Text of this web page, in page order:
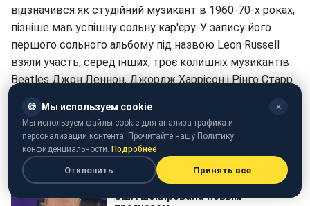
відзначився як студійний музикант в 1960-70-х роках,
пізніше мав успішну сольну кар'єру. У запису його
першого сольного альбому під назвою Leon Russell
взяли участь, серед інших, троє колишніх музикантів
Beatles Джон Леннон, Джордж Харрісон і Рінго Старр.
Раніше в СШАпомер відомий актор кіно і серіалів
🍪 Мы используем cookie ✕
Мы используем файлы cookie для анализа трафика и
персонализации контента. Прочитайте нашу Политику
конфиденциальности. Подробнее
Отклонить Принять все